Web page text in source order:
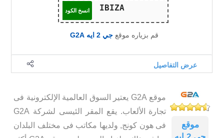
انسخ الكود
قم بزياره موقعجي 2 ايه G2A
عرض التفاصيل
موقع
موقع G2A يعتير السوق العالمية الإلكترونية فى
تجارة الألعاب. يقع المقر الئيسى لشركة G2A
فى هون كونج, ولديها مكاتب فى مختلف البلدان